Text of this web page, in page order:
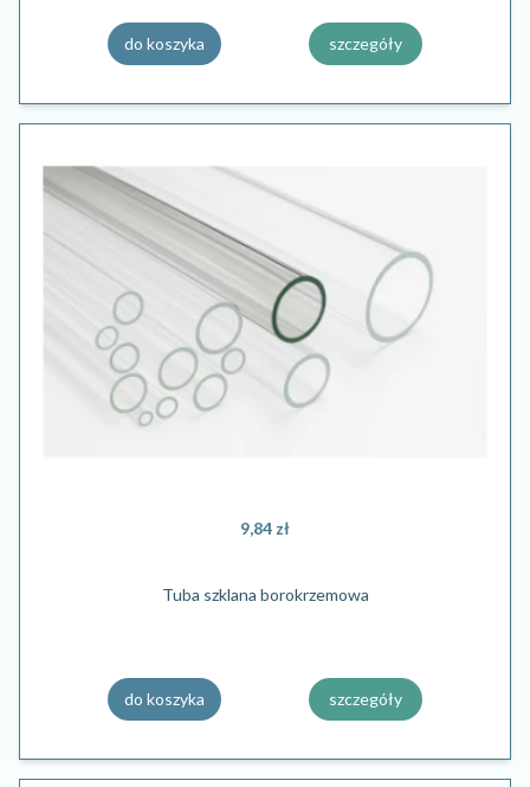
do koszyka szczegóły
9,84 zł
Tuba szklana borokrzemowa
do koszyka szczegóły